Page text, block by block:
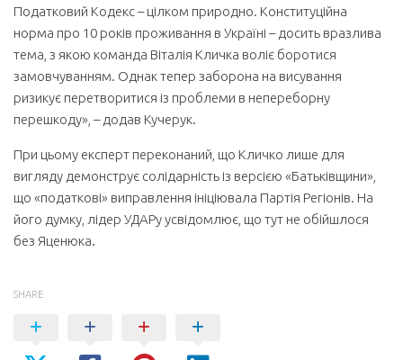
Податковий Кодекс – цілком природно. Конституційна
норма про 10 років проживання в Україні – досить вразлива
тема, з якою команда Віталія Кличка воліє боротися
замовчуванням. Однак тепер заборона на висування
ризикує перетворитися із проблеми в непереборну
перешкоду», – додав Кучерук.
При цьому експерт переконаний, що Кличко лише для
вигляду демонструє солідарність із версією «Батьківщини»,
що «податкові» виправлення ініціювала Партія Регіонів. На
його думку, лідер УДАРу усвідомлює, що тут не обійшлося
без Яценюка.
SHARE